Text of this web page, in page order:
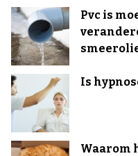
Pvc is
Is
Waarom